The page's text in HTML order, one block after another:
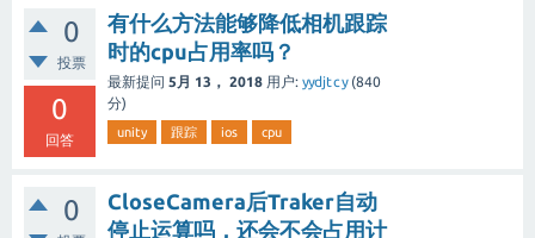
0
投票
0
回答
有什么方法能够降低相机跟踪
时的cpu占用率吗？
最新提问 5月 13， 2018 用户: yydjtcy (840
分)
unity 跟踪 ios cpu
0
CloseCamera后Traker自动
停止运算吗，还会不会占用计